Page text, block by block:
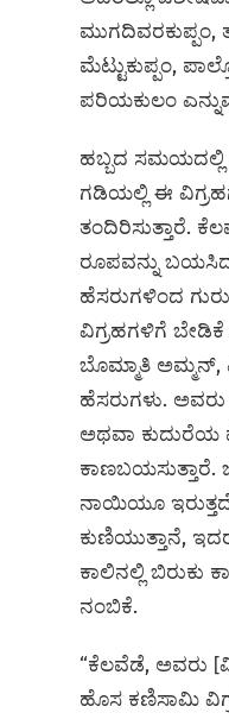
ಮುಗದಿವರಕುಪ್ಪಂ,
ಮೆಟ್ಟುಕುಪ್ಪಂ,
ಪರಿಯಕುಲಂ
ಹಬ್ಬದ
ಗಡಿಯಲ್ಲಿ ಈ
ತಂದಿರಿಸುತ್ತಾರೆ.
ರೂಪವನ್ನು
ಹೆಸರುಗಳಿಂದ
ವಿಗ್ರಹಗಳಿಗೆ ಬೇಡಿಕೆ
ಬೊಮ್ಮಾತಿ ಅಮ್ಮನ್‌,
ಹೆಸರುಗಳು.
ಅಥವಾ ಕುದುರೆಯ
ಕಾಣಬಯಸುತ್ತಾರೆ.
ನಾಯಿಯೂ
ಕುಣಿಯುತ್ತಾನೆ,
ಕಾಲಿನಲ್ಲಿ ಬಿರುಕು
ನಂಬಿಕೆ.
“ಕೆಲವೆಡೆ, ಅವರು
ಹೊಸ ಕಣಿಸಾಮಿ